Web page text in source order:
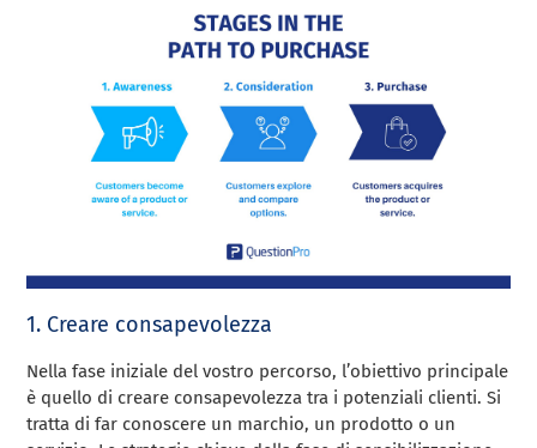
1. Creare consapevolezza
Nella fase iniziale del vostro percorso, l’obiettivo principale
è quello di creare consapevolezza tra i potenziali clienti. Si
tratta di far conoscere un marchio, un prodotto o un